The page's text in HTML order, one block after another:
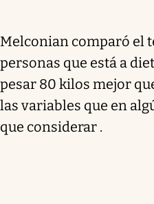
Melconian comparó el
personas que está a
pesar 80 kilos mejor
las variables que en
que considerar .